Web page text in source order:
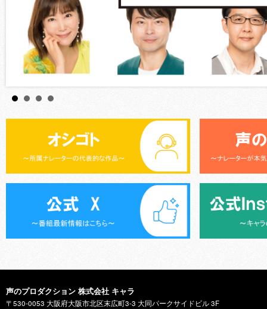
声のプロダクション 株式会社 キャラ
〒530-0053 大阪府大阪市北区末広町3-3 大同パークサイドビル 3F